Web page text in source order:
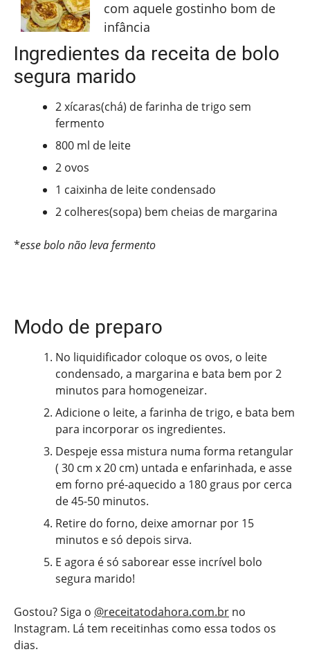
com aquele gostinho bom de
infância
Ingredientes da receita de bolo
segura marido
2 xícaras(chá) de farinha de trigo sem
fermento
800 ml de leite
2 ovos
1 caixinha de leite condensado
2 colheres(sopa) bem cheias de margarina
*esse bolo não leva fermento
Modo de preparo
No liquidificador coloque os ovos, o leite
condensado, a margarina e bata bem por 2
minutos para homogeneizar.
Adicione o leite, a farinha de trigo, e bata bem
para incorporar os ingredientes.
Despeje essa mistura numa forma retangular
( 30 cm x 20 cm) untada e enfarinhada, e asse
em forno pré-aquecido a 180 graus por cerca
de 45-50 minutos.
Retire do forno, deixe amornar por 15
minutos e só depois sirva.
E agora é só saborear esse incrível bolo
segura marido!
Gostou? Siga o @receitatodahora.com.br no
Instagram. Lá tem receitinhas como essa todos os
dias.